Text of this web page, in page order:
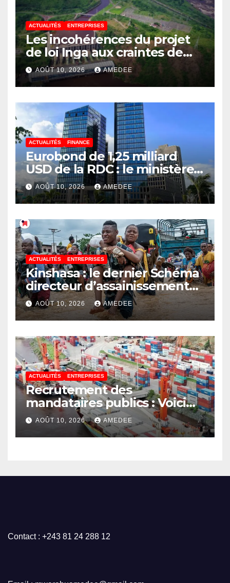
ACTUALITÉS ENTREPRISES
Les incohérences du projet
de loi Inga aux craintes de
création d’une zone
d’exception au Kongo
Central, le scepticisme du
législateur Congolais !
AOÛT 10, 2026 AMEDEE
ACTUALITÉS FINANCE
Eurobond de 1,25 milliard
USD de la RDC : le ministère
des Finances répond au
député Flory Mapamboli
AOÛT 10, 2026 AMEDEE
ACTUALITÉS ENTREPRISES
Kinshasa : le dernier Schéma
directeur d’assainissement
date de 1967, un héritage des
Belges
AOÛT 10, 2026 AMEDEE
ACTUALITÉS ENTREPRISES
Recrutement des
mandataires publics : Voici
comment devrait procéder
un État moderne
AOÛT 10, 2026 AMEDEE
Contact : +243 81 24 288 12